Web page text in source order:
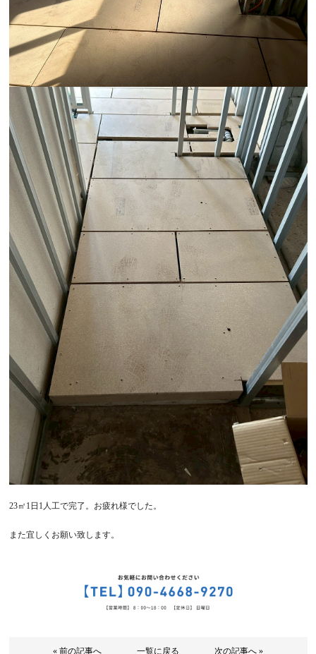
23㎡1日1人工で完了。お疲れ様でした。
また宜しくお願い致します。
« 前の記事へ 一覧に戻る 次の記事へ »